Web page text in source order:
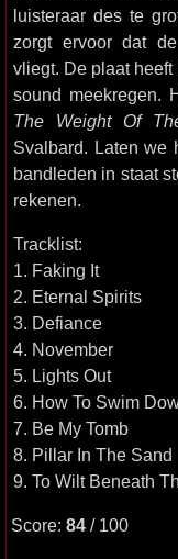
luisteraar des te
zorgt ervoor dat
vliegt. De plaat
sound meekregen.
The Weight Of
Svalbard. Laten we
bandleden in staat
rekenen.
Tracklist:
1. Faking It
2. Eternal Spirits
3. Defiance
4. November
5. Lights Out
6. How To Swim
7. Be My Tomb
8. Pillar In The Sand
9. To Wilt Beneath
Score: 84 / 100